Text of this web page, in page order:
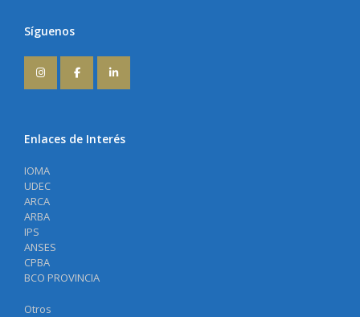
Síguenos
Enlaces de Interés
IOMA
UDEC
ARCA
ARBA
IPS
ANSES
CPBA
BCO PROVINCIA
Otros